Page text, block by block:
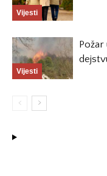
Vijesti
Vijesti